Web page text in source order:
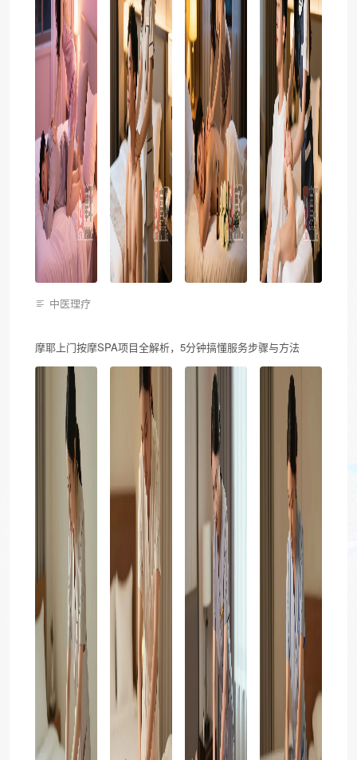
中医理疗
摩耶上门按摩SPA项目全解析，5分钟搞懂服务步骤与方法